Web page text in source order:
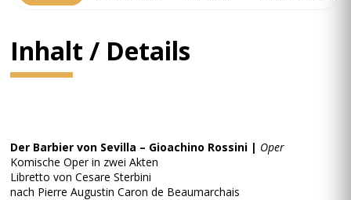
Inhalt / Details
Der Barbier von Sevilla – Gioachino Rossini | Oper
Komische Oper in zwei Akten
Libretto von Cesare Sterbini
nach Pierre Augustin Caron de Beaumarchais